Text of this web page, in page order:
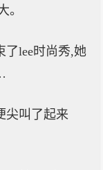
。
了lee时尚秀,她
尖叫了起来